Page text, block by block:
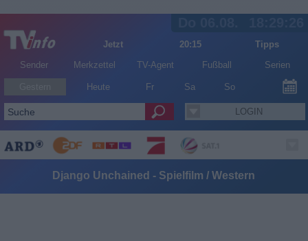
Jetzt 20:15
Tipps
Sender
Merkzettel TV-Agent Fußball Serien
Heute Fr Sa So
LOGIN
Django Unchained - Spielfilm / Western